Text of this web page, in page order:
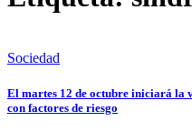
Sociedad
El martes 12 de octubre iniciará la
con factores de riesgo